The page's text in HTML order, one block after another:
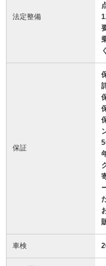
法定整備
保証
車検